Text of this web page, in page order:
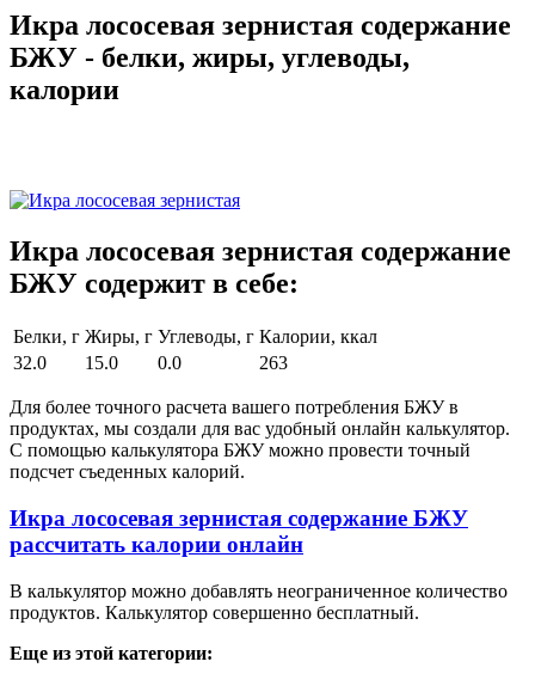
Икра лососевая зернистая содержание
БЖУ - белки, жиры, углеводы,
калории
Икра лососевая зернистая содержание
БЖУ содержит в себе:
Белки, г Жиры, г Углеводы, г Калории, ккал
32.0
15.0 0.0 263
Для более точного расчета вашего потребления БЖУ в
продуктах, мы создали для вас удобный онлайн калькулятор.
С помощью калькулятора БЖУ можно провести точный
подсчет съеденных калорий.
Икра лососевая зернистая содержание БЖУ
рассчитать калории онлайн
В калькулятор можно добавлять неограниченное количество
продуктов. Калькулятор совершенно бесплатный.
Еще из этой категории: